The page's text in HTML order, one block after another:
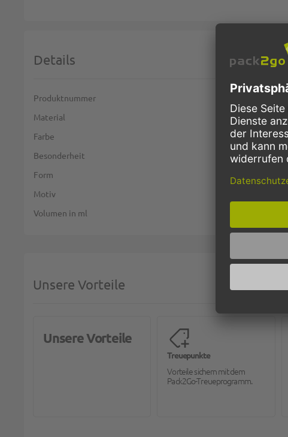
Details
Weitere Informationen
Produktnummer
Material
Farbe
Besonderheit
Form
Motiv
Volumen in ml
Unsere Vorteile
Unsere Vorteile
Treuepunkte
Vorteile sichern mit dem
Pack2Go-Treueprogramm.